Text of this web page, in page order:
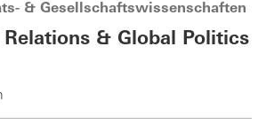
& Gesellschaftswissenschaften
Relations & Global Politics